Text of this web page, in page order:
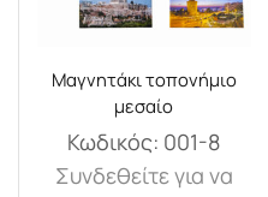
Μαγνητάκι τοπονήμιο
μεσαίο
Κωδικός: 001-8
Συνδεθείτε για να